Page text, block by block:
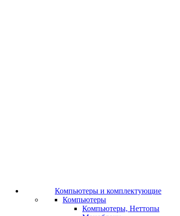
Компьютеры и комплектующие
Компьютеры
Компьютеры, Неттопы